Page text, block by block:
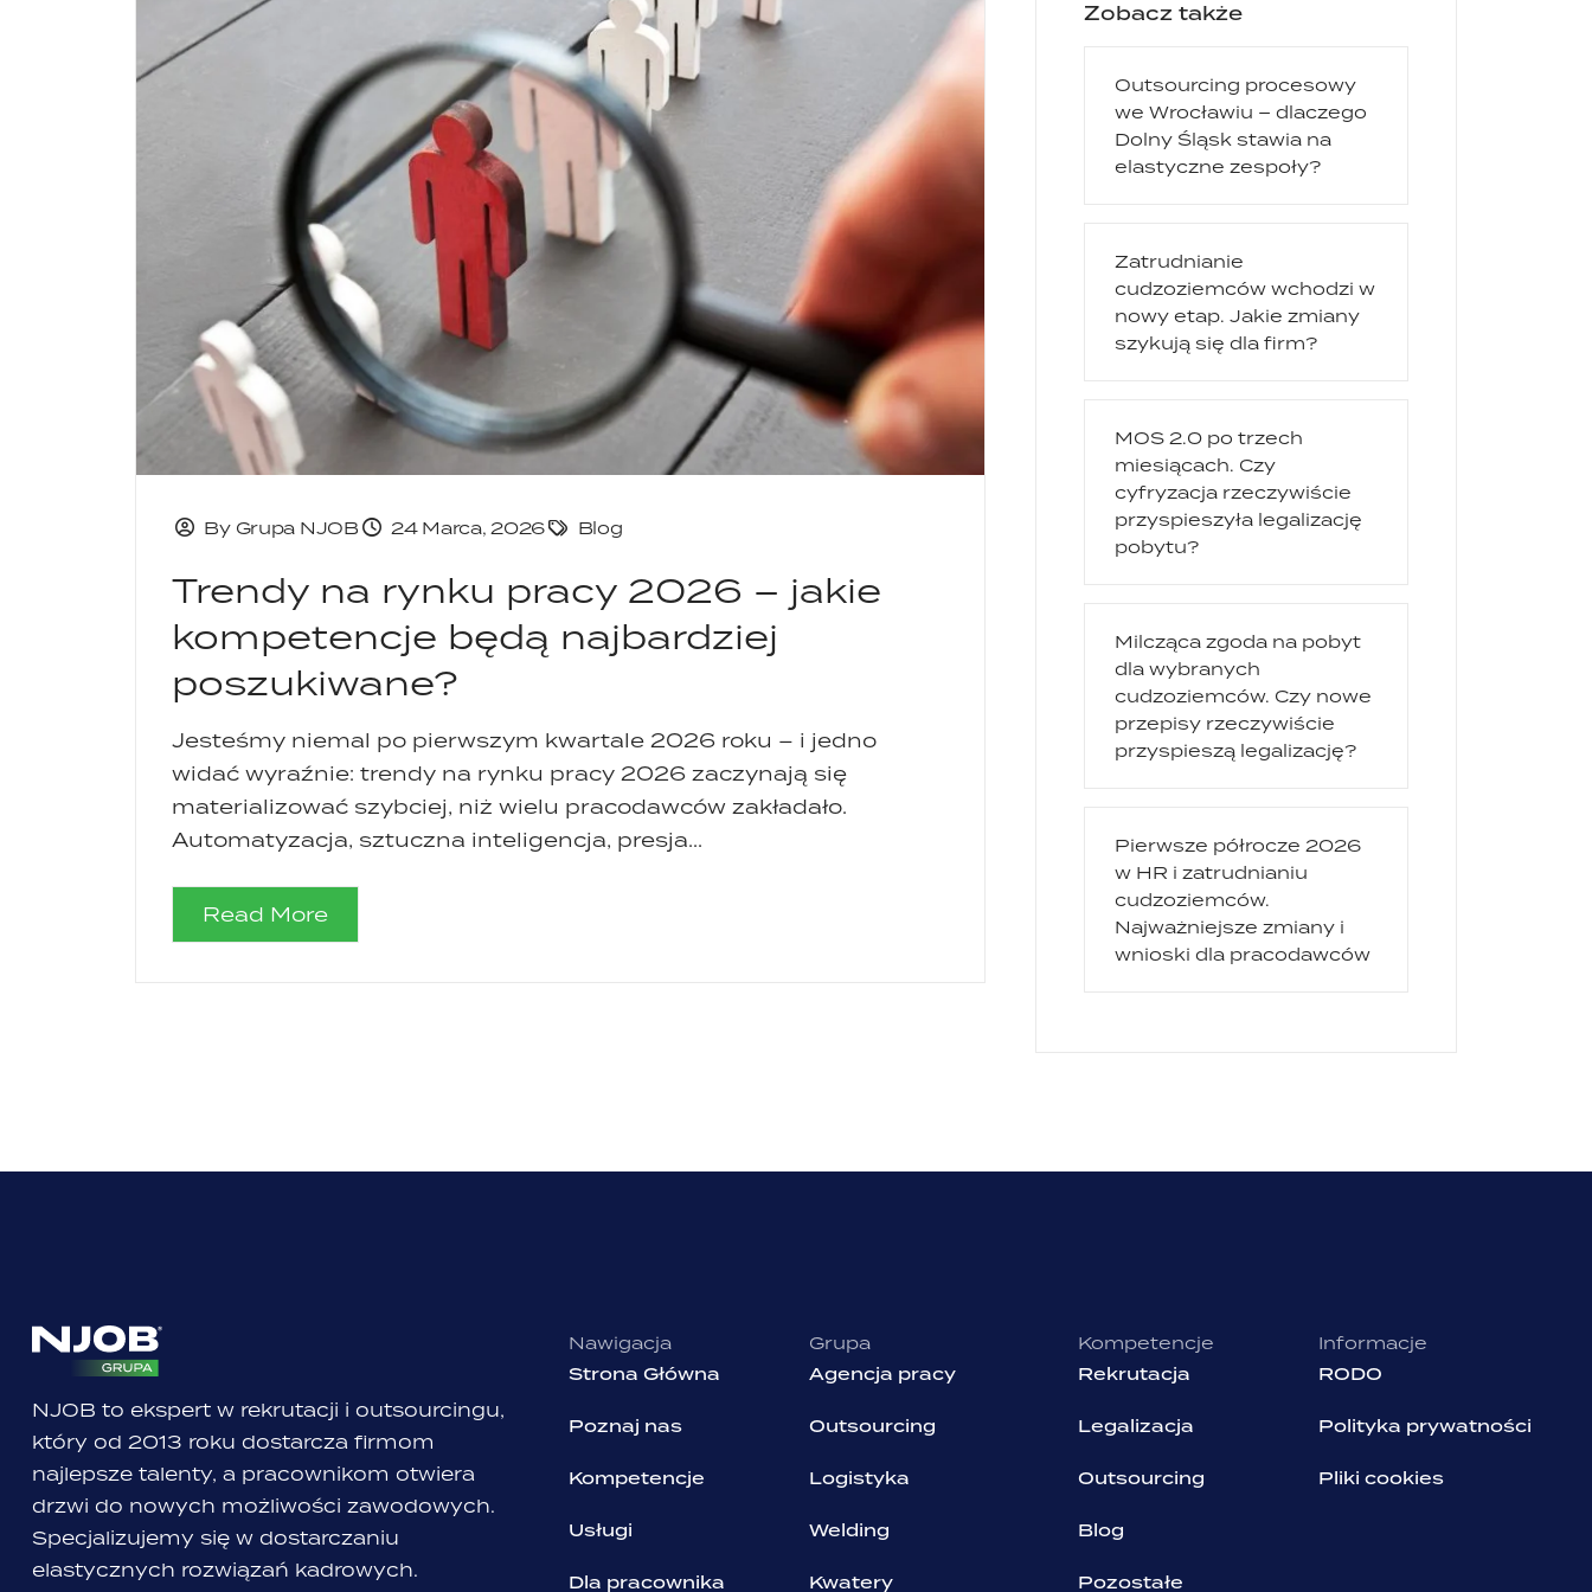
By Grupa NJOB 24 Marca, 2026 Blog
Trendy na rynku pracy 2026 – jakie
kompetencje będą najbardziej
poszukiwane?
Jesteśmy niemal po pierwszym kwartale 2026 roku – i jedno
widać wyraźnie: trendy na rynku pracy 2026 zaczynają się
materializować szybciej, niż wielu pracodawców zakładało.
Automatyzacja, sztuczna inteligencja, presja...
Read More
Zobacz także
Outsourcing procesowy
we Wrocławiu – dlaczego
Dolny Śląsk stawia na
elastyczne zespoły?
Zatrudnianie
cudzoziemców wchodzi w
nowy etap. Jakie zmiany
szykują się dla firm?
MOS 2.0 po trzech
miesiącach. Czy
cyfryzacja rzeczywiście
przyspieszyła legalizację
pobytu?
Milcząca zgoda na pobyt
dla wybranych
cudzoziemców. Czy nowe
przepisy rzeczywiście
przyspieszą legalizację?
Pierwsze półrocze 2026
w HR i zatrudnianiu
cudzoziemców.
Najważniejsze zmiany i
wnioski dla pracodawców
NJOB to ekspert w rekrutacji i outsourcingu,
który od 2013 roku dostarcza firmom
najlepsze talenty, a pracownikom otwiera
drzwi do nowych możliwości zawodowych.
Specjalizujemy się w dostarczaniu
elastycznych rozwiązań kadrowych.
Nawigacja
Strona Główna
Poznaj nas
Kompetencje
Usługi
Dla pracownika
Grupa
Agencja pracy
Outsourcing
Logistyka
Welding
Kwatery
Kompetencje
Rekrutacja
Legalizacja
Outsourcing
Blog
Pozostałe
Informacje
RODO
Polityka prywatności
Pliki cookies